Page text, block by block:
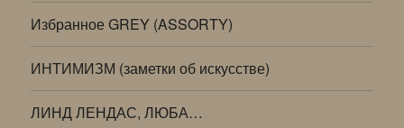
Избранное GREY (ASSORTY)
ИНТИМИЗМ (заметки об искусстве)
ЛИНД ЛЕНДАС, ЛЮБА…